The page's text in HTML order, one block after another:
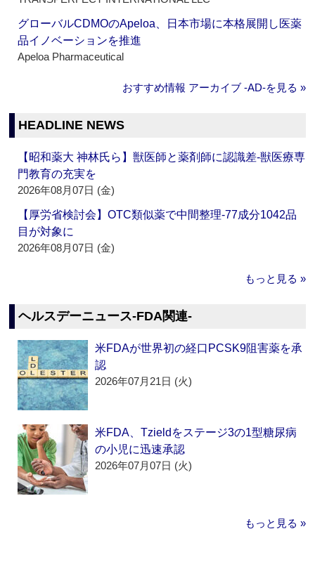
グローバルCDMOのApeloa、日本市場に本格展開し医薬
品イノベーションを推進
Apeloa Pharmaceutical
おすすめ情報 アーカイブ ‐AD‐を見る »
HEADLINE NEWS
【昭和薬大 神林氏ら】獣医師と薬剤師に認識差‐獣医療専
門教育の充実を
2026年08月07日 (金)
【厚労省検討会】OTC類似薬で中間整理‐77成分1042品
目が対象に
2026年08月07日 (金)
もっと見る »
ヘルスデーニュース‐FDA関連‐
米FDAが世界初の経口PCSK9阻害薬を承
認
2026年07月21日 (火)
米FDA、Tzieldをステージ3の1型糖尿病
の小児に迅速承認
2026年07月07日 (火)
もっと見る »